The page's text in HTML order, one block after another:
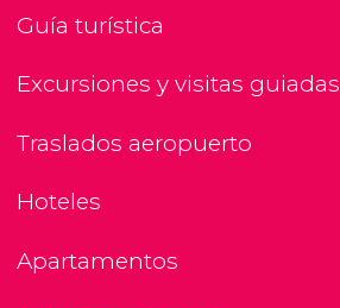
Guía turística
Excursiones y visitas guiadas
Traslados aeropuerto
Hoteles
Apartamentos